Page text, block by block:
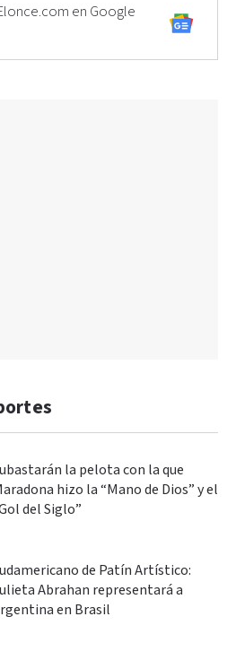
en Google
la pelota con la que
hizo la “Mano de Dios” y el
del Siglo”
de Patín Artístico:
Abrahan representará a
en Brasil